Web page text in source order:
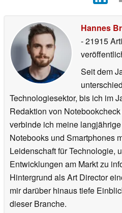
Hannes
- 21915
Seit dem
Technologiesektor, bis ich im
Redaktion von
verbinde ich meine
Notebooks und Smartphones
Leidenschaft für Technologie,
Entwicklungen am Markt zu
Hintergrund als Art Director
mir darüber hinaus tiefe
dieser Branche.